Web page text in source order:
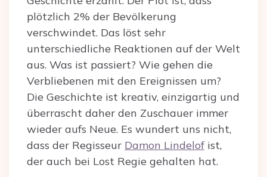
plötzlich 2% der Bevölkerung
verschwindet. Das löst sehr
unterschiedliche Reaktionen auf der Welt
aus. Was ist passiert? Wie gehen die
Verbliebenen mit den Ereignissen um?
Die Geschichte ist kreativ, einzigartig und
überrascht daher den Zuschauer immer
wieder aufs Neue. Es wundert uns nicht,
dass der Regisseur Damon Lindelof ist,
der auch bei Lost Regie gehalten hat.